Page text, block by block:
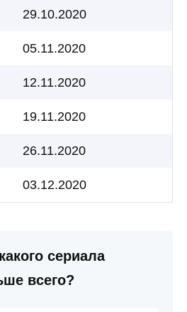
29.10.2020
05.11.2020
12.11.2020
19.11.2020
26.11.2020
03.12.2020
сериала
всего?